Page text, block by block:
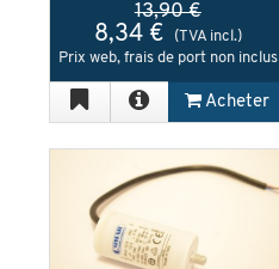
13,90 €
8,34 €
(TVA incl.)
Prix web, frais de port non inclus
Acheter